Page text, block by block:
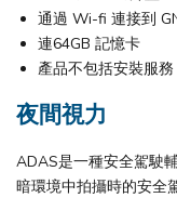
通過 Wi-fi 連接到
連64GB 記憶卡
產品不包括安裝服
夜間視力​
ADAS是一種安全駕駛
暗環境中拍攝時的安全